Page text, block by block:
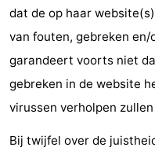
Surfen
Eten
drinken
Praktisch
dat de op haar
van fouten, gebreken
garandeert voorts niet
gebreken in de website
virussen verholpen
Bij twijfel over de